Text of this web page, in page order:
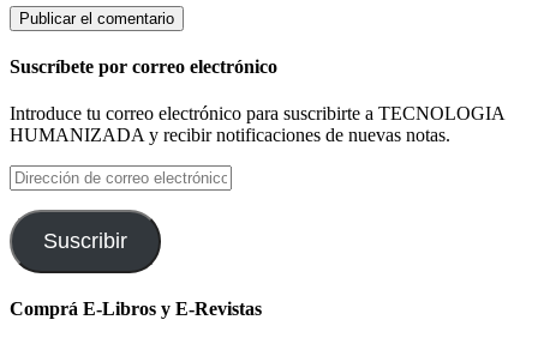
Suscríbete por correo electrónico
Introduce tu correo electrónico para suscribirte a TECNOLOGIA
HUMANIZADA y recibir notificaciones de nuevas notas.
Dirección
de
correo
electrónico
Suscribir
Comprá E-Libros y E-Revistas